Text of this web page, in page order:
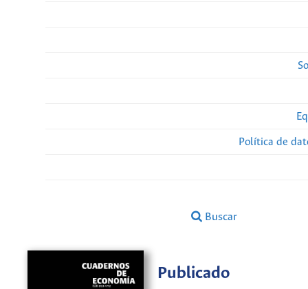
Política de
Buscar
Publicado